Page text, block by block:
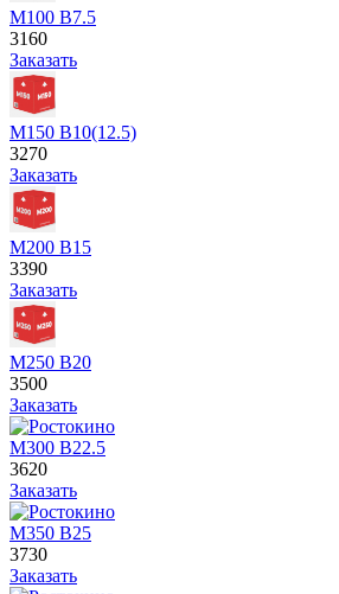
М100 В7.5
3160
Заказать
М150 В10(12.5)
3270
Заказать
М200 В15
3390
Заказать
М250 В20
3500
Заказать
М300 В22.5
3620
Заказать
М350 В25
3730
Заказать